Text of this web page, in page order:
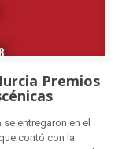
Premios
se entregaron en el
contó con la